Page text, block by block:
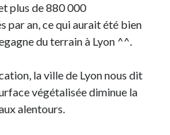
plus de 880 000
par an, ce qui aurait été bien
du terrain à Lyon ^^.
la ville de Lyon nous dit
végétalisée diminue la
alentours.